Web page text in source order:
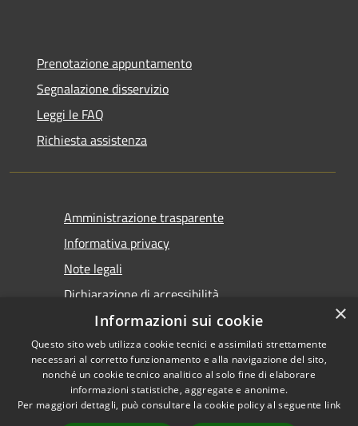
Prenotazione appuntamento
Segnalazione disservizio
Leggi le FAQ
Richiesta assistenza
Amministrazione trasparente
Informativa privacy
Note legali
Dichiarazione di accessibilità
Accessibilità
Copyright © 2026 • Comune di
Castel San Giovanni • Powered
×
Informazioni sui cookie
Questo sito web utilizza cookie tecnici e assimilati strettamente
necessari al corretto funzionamento e alla navigazione del sito,
nonché un cookie tecnico analitico al solo fine di elaborare
informazioni statistiche, aggregate e anonime.
Per maggiori dettagli, può consultare la cookie policy al seguente link